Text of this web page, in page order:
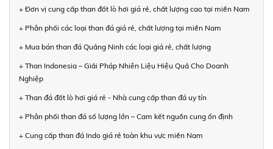
+ Đơn vị cung cấp than đốt lò hơi giá rẻ, chất lượng cao tại miền Nam
+ Phân phối các loại than đá giá rẻ, chất lượng tại miền Nam
+ Mua bán than đá Quảng Ninh các loại giá rẻ, chất lượng
+ Than Indonesia – Giải Pháp Nhiên Liệu Hiệu Quả Cho Doanh
Nghiệp
+ Than đá đốt lò hơi giá rẻ - Nhà cung cấp than đá uy tín
+ Phân phối than đá số lượng lớn – Cam kết nguồn cung ổn định
+ Cung cấp than đá Indo giá rẻ toàn khu vực miền Nam